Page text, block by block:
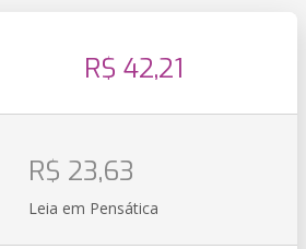
R$ 42,21
R$ 23,63
Leia em Pensática